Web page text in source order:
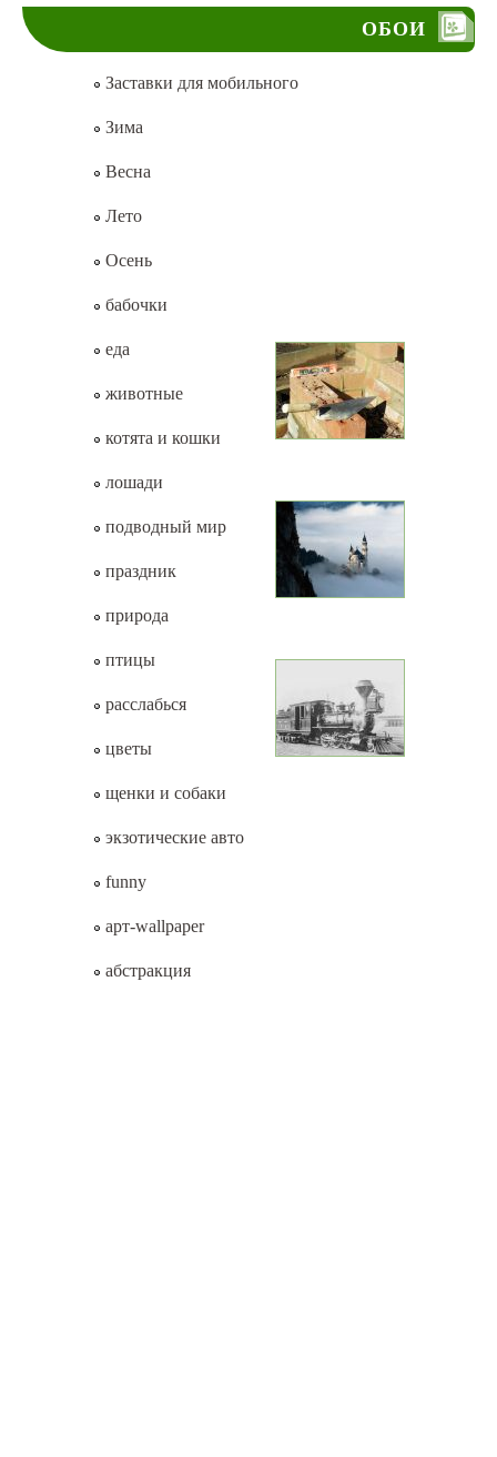
ОБОИ
Заставки для мобильного
Зима
Весна
Лето
Осень
бабочки
еда
животные
котята и кошки
лошади
подводный мир
праздник
природа
птицы
расслабься
цветы
щенки и собаки
экзотические авто
funny
арт-wallpaper
абстракция